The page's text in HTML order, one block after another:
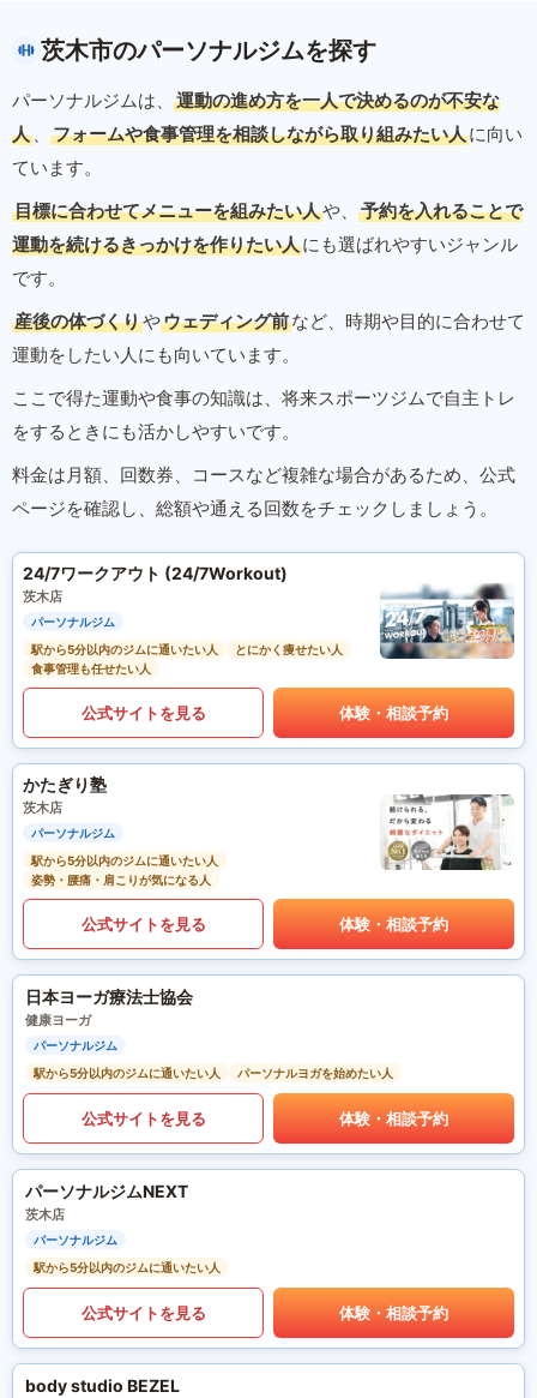
茨木市のパーソナルジムを探す
パーソナルジムは、
運動の進め方を一人で決めるのが不安な
人 、 フォームや食事管理を相談しながら取り組みたい人に向い
ています。
目標に合わせてメニューを組みたい人や、
予約を入れることで
運動を続けるきっかけを作りたい人にも選ばれやすいジャンル
です。
産後の体づくりやウェディング前など、時期や目的に合わせて
運動をしたい人にも向いています。
ここで得た運動や食事の知識は、将来スポーツジムで自主トレ
をするときにも活かしやすいです。
料金は月額、回数券、コースなど複雑な場合があるため、公式
ページを確認し、総額や通える回数をチェックしましょう。
24/7ワークアウト (24/7Workout)
茨木店
パーソナルジム
駅から5分以内のジムに通いたい人
とにかく痩せたい人
食事管理も任せたい人
公式サイトを見る 体験・相談予約
かたぎり塾
茨木店
パーソナルジム
駅から5分以内のジムに通いたい人
姿勢・腰痛・肩こりが気になる人
公式サイトを見る 体験・相談予約
日本ヨーガ療法士協会
健康ヨーガ
パーソナルジム
駅から5分以内のジムに通いたい人
パーソナルヨガを始めたい人
公式サイトを見る 体験・相談予約
パーソナルジムNEXT
茨木店
パーソナルジム
駅から5分以内のジムに通いたい人
公式サイトを見る 体験・相談予約
body studio BEZEL